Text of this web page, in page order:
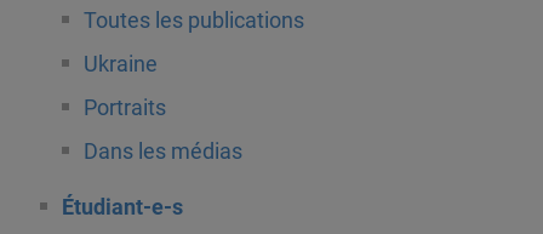
Toutes les publications
Ukraine
Portraits
Dans les médias
Étudiant-e-s